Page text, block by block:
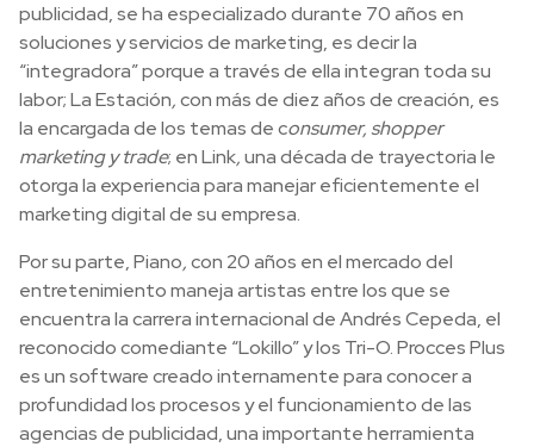
publicidad, se ha especializado durante 70 años en
soluciones y servicios de marketing, es decir la
“integradora” porque a través de ella integran toda su
labor; La Estación,con más de diez años de creación, es
la encargada de los temas de consumer, shopper
marketing y trade; en Link,una década de trayectoria le
otorga la experiencia para manejar eficientemente el
marketing digital de su empresa.
Por su parte, Piano,con 20 años en el mercado del
entretenimiento maneja artistas entre los que se
encuentra la carrera internacional de Andrés Cepeda, el
reconocido comediante “Lokillo” y los Tri-O. Procces Plus
es un software creado internamente para conocer a
profundidad los procesos y el funcionamiento de las
agencias de publicidad, una importante herramienta